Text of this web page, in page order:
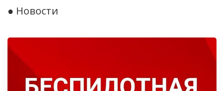
● Новости